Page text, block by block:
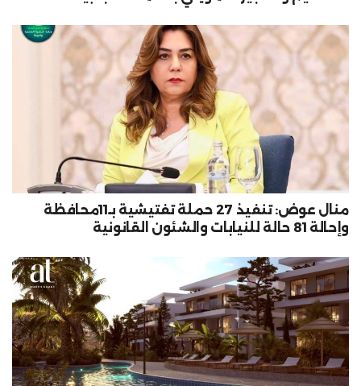
منال عوض: تنفيذ 27 حملة تفتيشية بـ11محافظة
وإحالة 81 حالة للنيابات والشئون القانونية